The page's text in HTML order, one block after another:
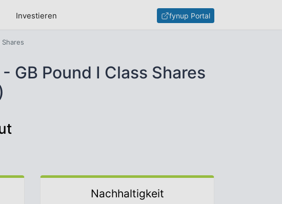
Investieren fynup Portal
GB Pound I Class Shares
Nachhaltigkeit